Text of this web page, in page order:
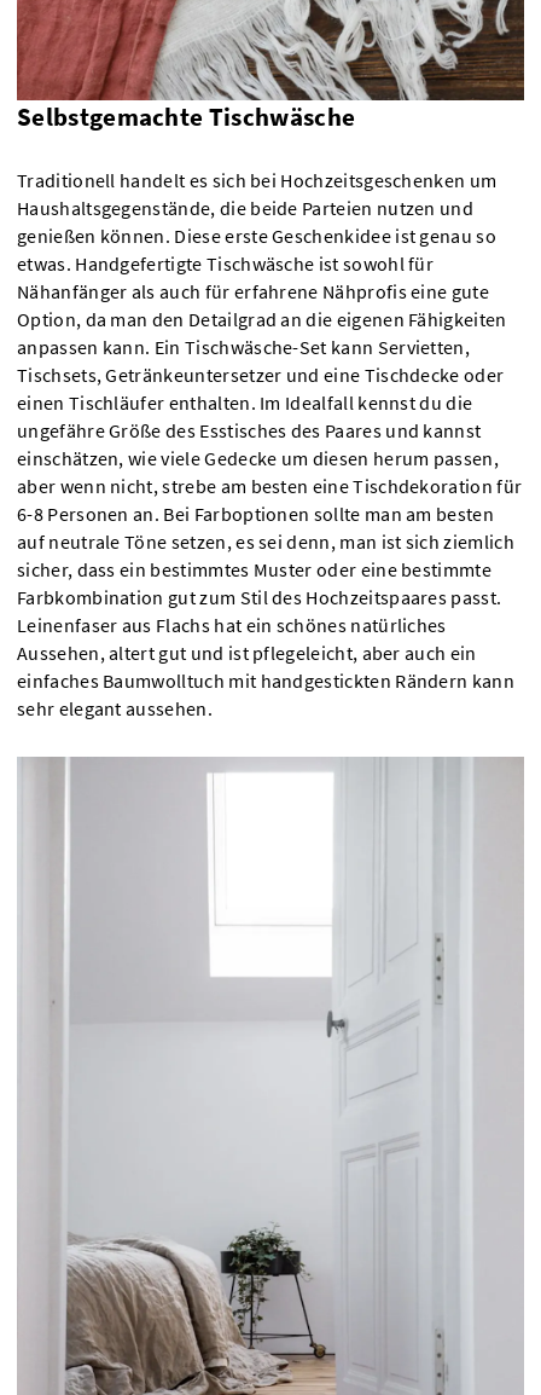
Selbstgemachte Tischwäsche
Traditionell handelt es sich bei Hochzeitsgeschenken um
Haushaltsgegenstände, die beide Parteien nutzen und
genießen können. Diese erste Geschenkidee ist genau so
etwas. Handgefertigte Tischwäsche ist sowohl für
Nähanfänger als auch für erfahrene Nähprofis eine gute
Option, da man den Detailgrad an die eigenen Fähigkeiten
anpassen kann. Ein Tischwäsche-Set kann Servietten,
Tischsets, Getränkeuntersetzer und eine Tischdecke oder
einen Tischläufer enthalten. Im Idealfall kennst du die
ungefähre Größe des Esstisches des Paares und kannst
einschätzen, wie viele Gedecke um diesen herum passen,
aber wenn nicht, strebe am besten eine Tischdekoration für
6-8 Personen an. Bei Farboptionen sollte man am besten
auf neutrale Töne setzen, es sei denn, man ist sich ziemlich
sicher, dass ein bestimmtes Muster oder eine bestimmte
Farbkombination gut zum Stil des Hochzeitspaares passt.
Leinenfaser aus Flachs hat ein schönes natürliches
Aussehen, altert gut und ist pflegeleicht, aber auch ein
einfaches Baumwolltuch mit handgestickten Rändern kann
sehr elegant aussehen.